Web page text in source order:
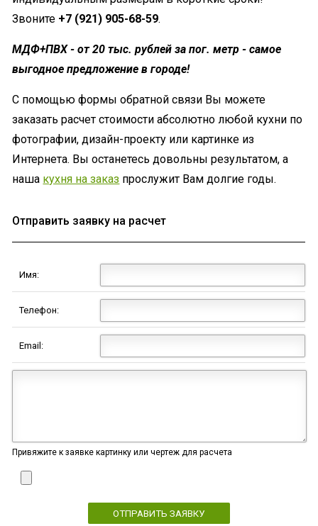
Звоните +7 (921) 905-68-59.
МДФ+ПВХ - от 20 тыс. рублей за пог. метр - самое
выгодное предложение в городе!
С помощью формы обратной связи Вы можете
заказать расчет стоимости абсолютно любой кухни по
фотографии, дизайн-проекту или картинке из
Интернета. Вы останетесь довольны результатом, а
наша кухня на заказ прослужит Вам долгие годы.
Отправить заявку на расчет
Имя:
Телефон:
Email:
Привяжите к заявке картинку или чертеж для расчета